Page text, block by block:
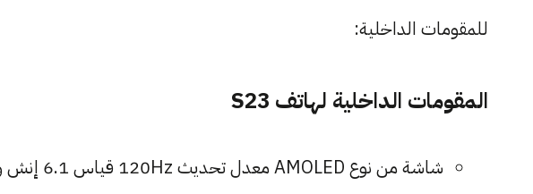
للمقومات الداخلية:
المقومات الداخلية لهاتف S23
شاشة من نوع AMOLED معدل تحديث 120Hz قياس 6.1 إنش وأبعاد 1080x2340